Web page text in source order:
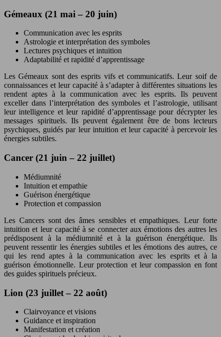
Gémeaux (21 mai – 20 juin)
Communication avec les esprits
Astrologie et interprétation des symboles
Lectures psychiques et intuition
Adaptabilité et rapidité d’apprentissage
Les Gémeaux sont des esprits vifs et communicatifs. Leur soif de
connaissances et leur capacité à s’adapter à différentes situations les
rendent aptes à la communication avec les esprits. Ils peuvent
exceller dans l’interprétation des symboles et l’astrologie, utilisant
leur intelligence et leur rapidité d’apprentissage pour décrypter les
messages spirituels. Ils peuvent également être de bons lecteurs
psychiques, guidés par leur intuition et leur capacité à percevoir les
énergies subtiles.
Cancer (21 juin – 22 juillet)
Médiumnité
Intuition et empathie
Guérison énergétique
Protection et compassion
Les Cancers sont des âmes sensibles et empathiques. Leur forte
intuition et leur capacité à se connecter aux émotions des autres les
prédisposent à la médiumnité et à la guérison énergétique. Ils
peuvent ressentir les énergies subtiles et les émotions des autres, ce
qui les rend aptes à la communication avec les esprits et à la
guérison émotionnelle. Leur protection et leur compassion en font
des guides spirituels précieux.
Lion (23 juillet – 22 août)
Clairvoyance et visions
Guidance et inspiration
Manifestation et création